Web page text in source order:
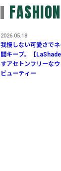
我慢しない可愛さで
間キープ。【
すアセトンフリーなウ
ビューティー
2026.05.18